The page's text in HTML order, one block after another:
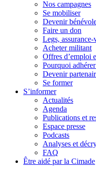
Nos campagnes
Se mobiliser
Devenir
Faire un don
Legs,
Acheter militant
Offres d’emploi
Pourquoi
Devenir
Se former
S’informer
Actualités
Agenda
Publications et
Espace presse
Podcasts
Analyses et
FAQ
Être aidé par la Cimade